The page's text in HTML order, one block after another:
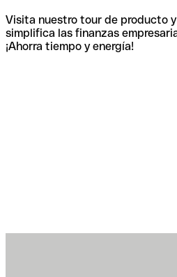
Visita nuestro tour de producto
simplifica las finanzas
¡Ahorra tiempo y energía!